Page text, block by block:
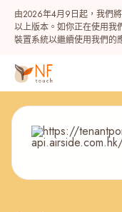
由2026年4月9日起，我們
以上版本。如你正在使用我
裝置系統以繼續使用我們的